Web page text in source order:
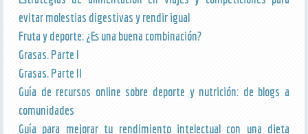
evitar molestias digestivas y rendir igual
Fruta y deporte: ¿Es una buena combinación?
Grasas. Parte I
Grasas. Parte II
Guía de recursos online sobre deporte y nutrición: de blogs a
comunidades
Guía para mejorar tu rendimiento intelectual con una dieta